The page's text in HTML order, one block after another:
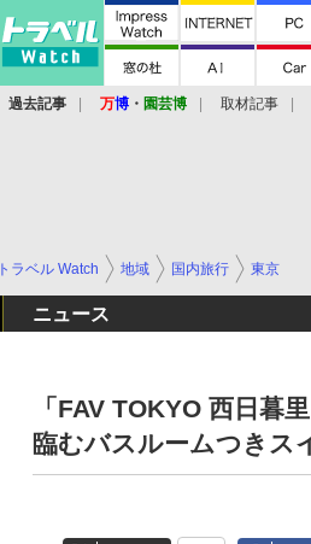
過去記事 万博 ・ 園芸博 取材記事
トラベル Watch 地域 国内旅行 東京
ニュース
「FAV TOKYO 西日暮
臨むバスルームつきス